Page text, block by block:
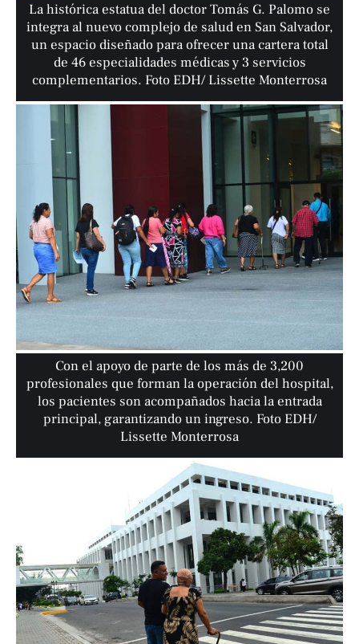
La histórica estatua del doctor Tomás G. Palomo se
integra al nuevo complejo de salud en San Salvador,
un espacio diseñado para ofrecer una cartera total
de 46 especialidades médicas y 3 servicios
complementarios. Foto EDH/ Lissette Monterrosa
Con el apoyo de parte de los más de 3,200
profesionales que forman la operación del hospital,
los pacientes son acompañados hacia la entrada
principal, garantizando un ingreso. Foto EDH/
Lissette Monterrosa